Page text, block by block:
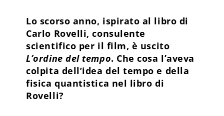
Lo scorso anno, ispirato al libro di
Carlo Rovelli, consulente
scientifico per il film, è uscito
L’ordine del tempo. Che cosa l’aveva
colpita dell’idea del tempo e della
fisica quantistica nel libro di
Rovelli?